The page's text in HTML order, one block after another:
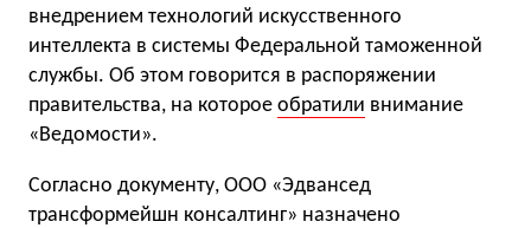
внедрением технологий искусственного
интеллекта в системы Федеральной таможенной
службы. Об этом говорится в распоряжении
правительства, на которое обратили внимание
«Ведомости».
Согласно документу, ООО «Эдвансед
трансформейшн консалтинг» назначено